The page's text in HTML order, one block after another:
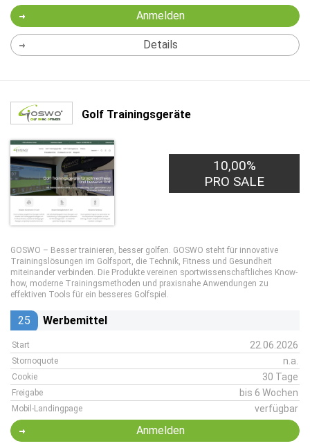
Anmelden
Details
Golf Trainingsgeräte
10,00%
PRO SALE
GOSWO – Besser trainieren, besser golfen. GOSWO steht für innovative
Trainingslösungen im Golfsport, die Technik, Fitness und Gesundheit
miteinander verbinden. Die Produkte vereinen sportwissenschaftliches Know-
how, moderne Trainingsmethoden und praxisnahe Anwendungen zu
effektiven Tools für ein besseres Golfspiel.
25 Werbemittel
Start 22.06.2026
Stornoquote n.a.
Cookie 30 Tage
Freigabe bis 6 Wochen
Mobil-Landingpage verfügbar
Anmelden